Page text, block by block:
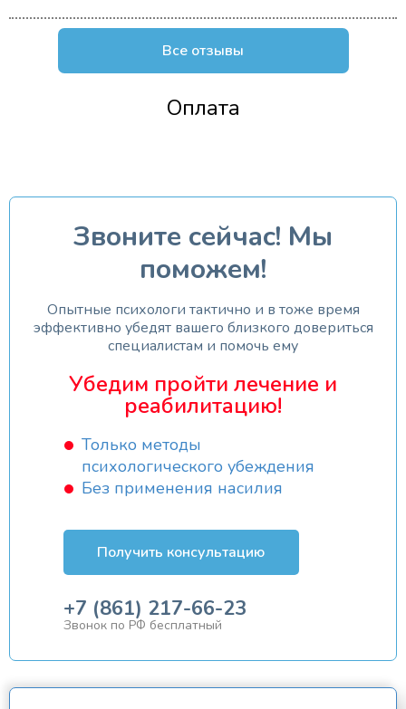
Звоните сейчас! Мы
поможем!
Опытные психологи тактично и в тоже время
эффективно убедят вашего близкого довериться
специалистам и помочь ему
Убедим пройти лечение и
реабилитацию!
Только методы
психологического убеждения
Без применения насилия
Получить консультацию
+7 (861) 217-66-23
Звонок по РФ бесплатный
Все отзывы
Оплата